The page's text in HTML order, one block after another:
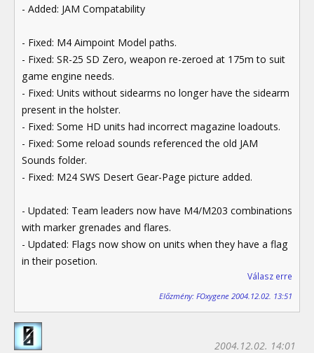
- Added: JAM Compatability
- Fixed: M4 Aimpoint Model paths.
- Fixed: SR-25 SD Zero, weapon re-zeroed at 175m to suit
game engine needs.
- Fixed: Units without sidearms no longer have the sidearm
present in the holster.
- Fixed: Some HD units had incorrect magazine loadouts.
- Fixed: Some reload sounds referenced the old JAM
Sounds folder.
- Fixed: M24 SWS Desert Gear-Page picture added.
- Updated: Team leaders now have M4/M203 combinations
with marker grenades and flares.
- Updated: Flags now show on units when they have a flag
in their posetion.
Válasz erre
Előzmény: FOxygene 2004.12.02. 13:51
2004.12.02. 14:01